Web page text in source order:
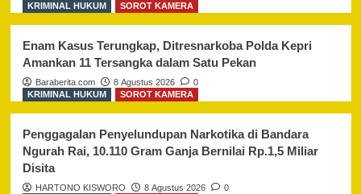
KRIMINAL HUKUM
SOROT KAMERA
Enam Kasus Terungkap, Ditresnarkoba Polda Kepri
Amankan 11 Tersangka dalam Satu Pekan
Baraberita.com 8 Agustus 2026
0
KRIMINAL HUKUM
SOROT KAMERA
Penggagalan Penyelundupan Narkotika di Bandara
Ngurah Rai, 10.110 Gram Ganja Bernilai Rp.1,5 Miliar
Disita
HARTONO KISWORO 8 Agustus 2026
0